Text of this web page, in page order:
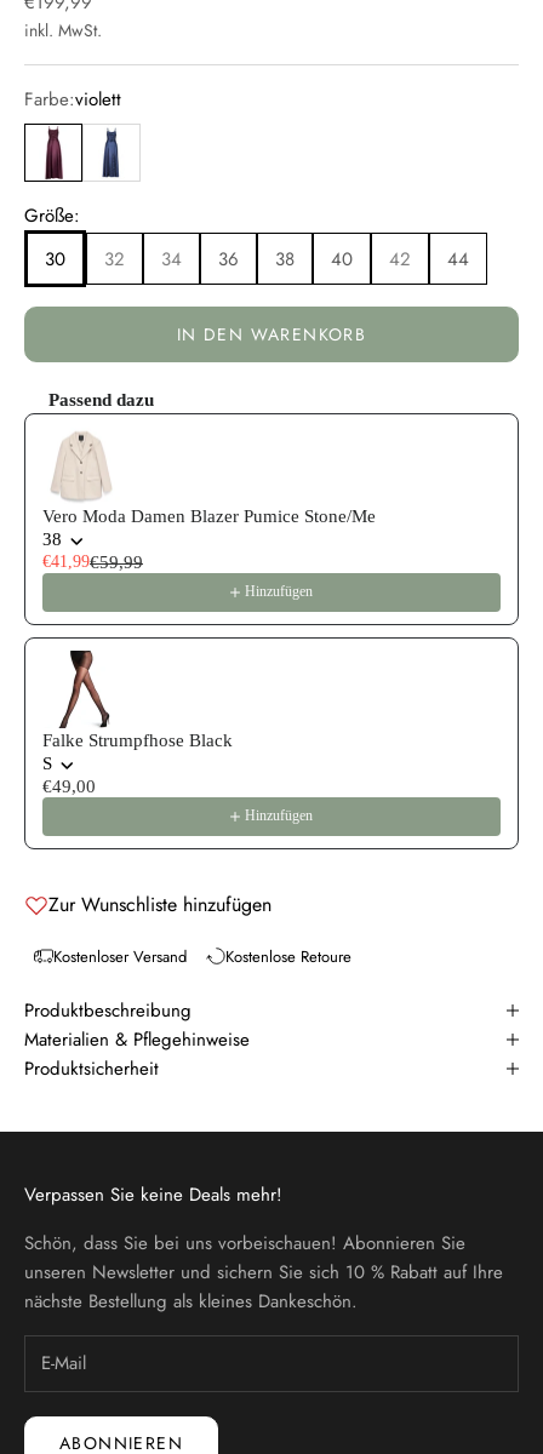
inkl. MwSt.
Farbe:violett
violett
blau
Größe:
30
32 34 36 38 40 42 44
IN DEN WARENKORB
Passend dazu
Use the Previous and Next buttons to navigate through product
Vero Moda Damen Blazer Pumice Stone/Me
38
€41,99€59,99
Hinzufügen
Falke Strumpfhose Black
S
€49,00
Hinzufügen
Zur Wunschliste hinzufügen
Kostenloser Versand Kostenlose Retoure
Produktbeschreibung
Materialien & Pflegehinweise
Produktsicherheit
Verpassen Sie keine Deals mehr!
Schön, dass Sie bei uns vorbeischauen! Abonnieren Sie
unseren Newsletter und sichern Sie sich 10 % Rabatt auf Ihre
nächste Bestellung als kleines Dankeschön.
ABONNIEREN